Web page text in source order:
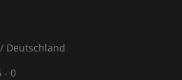
Deutschland
- 0